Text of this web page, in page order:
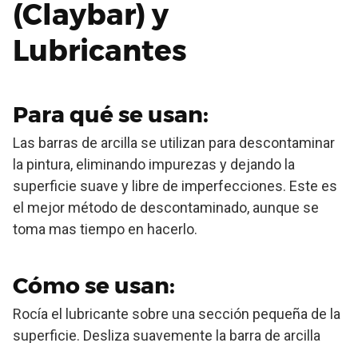
(Claybar) y
Lubricantes
Para qué se usan:
Las barras de arcilla se utilizan para descontaminar
la pintura, eliminando impurezas y dejando la
superficie suave y libre de imperfecciones. Este es
el mejor método de descontaminado, aunque se
toma mas tiempo en hacerlo.
Cómo se usan:
Rocía el lubricante sobre una sección pequeña de la
superficie. Desliza suavemente la barra de arcilla